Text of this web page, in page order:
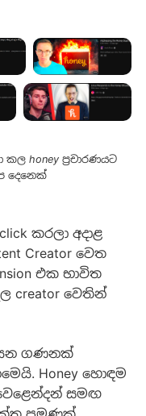
කල honey ප්‍රචාරණයට
දෙනෙක්
කරලා අදාළ
Creator වෙත
එක භාවිත
creator වෙතින්
ගණනක්
Honey හොඳම
සමඟ